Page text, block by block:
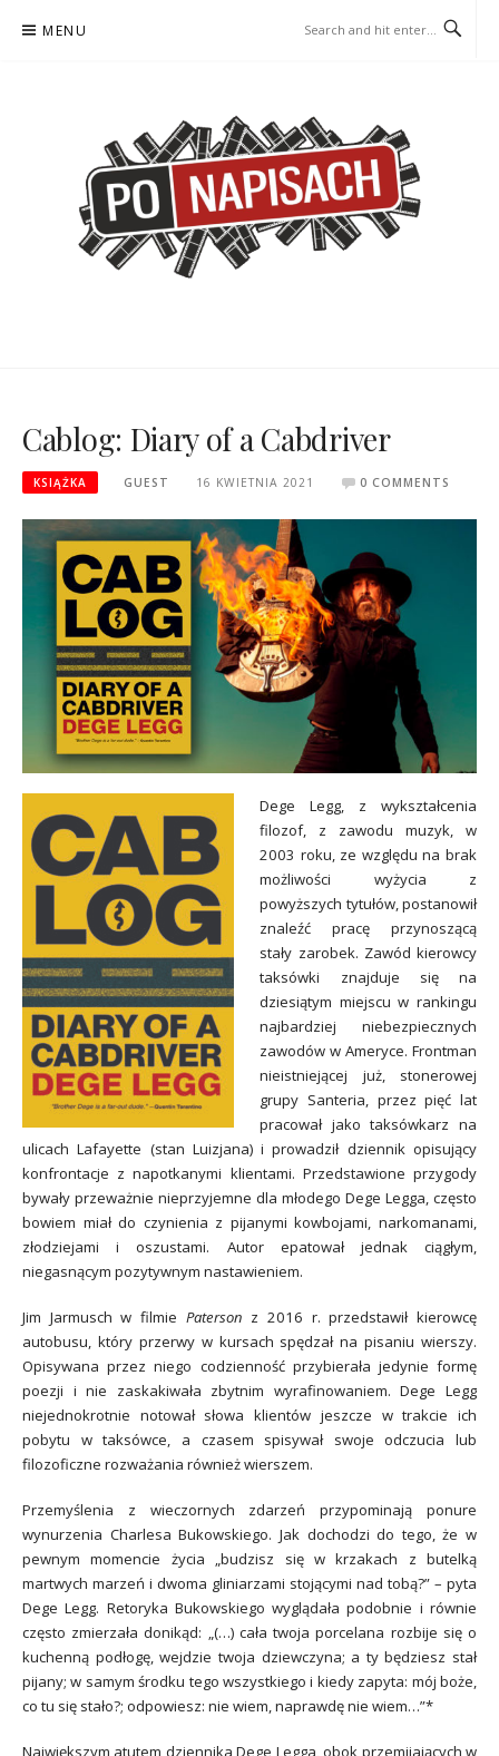
MENU
Cablog: Diary of a Cabdriver
KSIĄŻKA GUEST 16 KWIETNIA 2021 0 COMMENTS
Dege Legg, z wykształcenia
filozof, z zawodu muzyk, w
2003 roku, ze względu na brak
możliwości wyżycia z
powyższych tytułów, postanowił
znaleźć pracę przynoszącą
stały zarobek. Zawód kierowcy
taksówki znajduje się na
dziesiątym miejscu w rankingu
najbardziej niebezpiecznych
zawodów w Ameryce. Frontman
nieistniejącej już, stonerowej
grupy Santeria, przez pięć lat
pracował jako taksówkarz na
ulicach Lafayette (stan Luizjana) i prowadził dziennik opisujący
konfrontacje z napotkanymi klientami. Przedstawione przygody
bywały przeważnie nieprzyjemne dla młodego Dege Legga, często
bowiem miał do czynienia z pijanymi kowbojami, narkomanami,
złodziejami i oszustami. Autor epatował jednak ciągłym,
niegasnącym pozytywnym nastawieniem.
Jim Jarmusch w filmie Paterson z 2016 r. przedstawił kierowcę
autobusu, który przerwy w kursach spędzał na pisaniu wierszy.
Opisywana przez niego codzienność przybierała jedynie formę
poezji i nie zaskakiwała zbytnim wyrafinowaniem. Dege Legg
niejednokrotnie notował słowa klientów jeszcze w trakcie ich
pobytu w taksówce, a czasem spisywał swoje odczucia lub
filozoficzne rozważania również wierszem.
Przemyślenia z wieczornych zdarzeń przypominają ponure
wynurzenia Charlesa Bukowskiego. Jak dochodzi do tego, że w
pewnym momencie życia „budzisz się w krzakach z butelką
martwych marzeń i dwoma gliniarzami stojącymi nad tobą?” – pyta
Dege Legg. Retoryka Bukowskiego wyglądała podobnie i równie
często zmierzała donikąd: „(…) cała twoja porcelana rozbije się o
kuchenną podłogę, wejdzie twoja dziewczyna; a ty będziesz stał
pijany; w samym środku tego wszystkiego i kiedy zapyta: mój boże,
co tu się stało?; odpowiesz: nie wiem, naprawdę nie wiem…”*
Największym atutem dziennika Dege Legga, obok przemijających w